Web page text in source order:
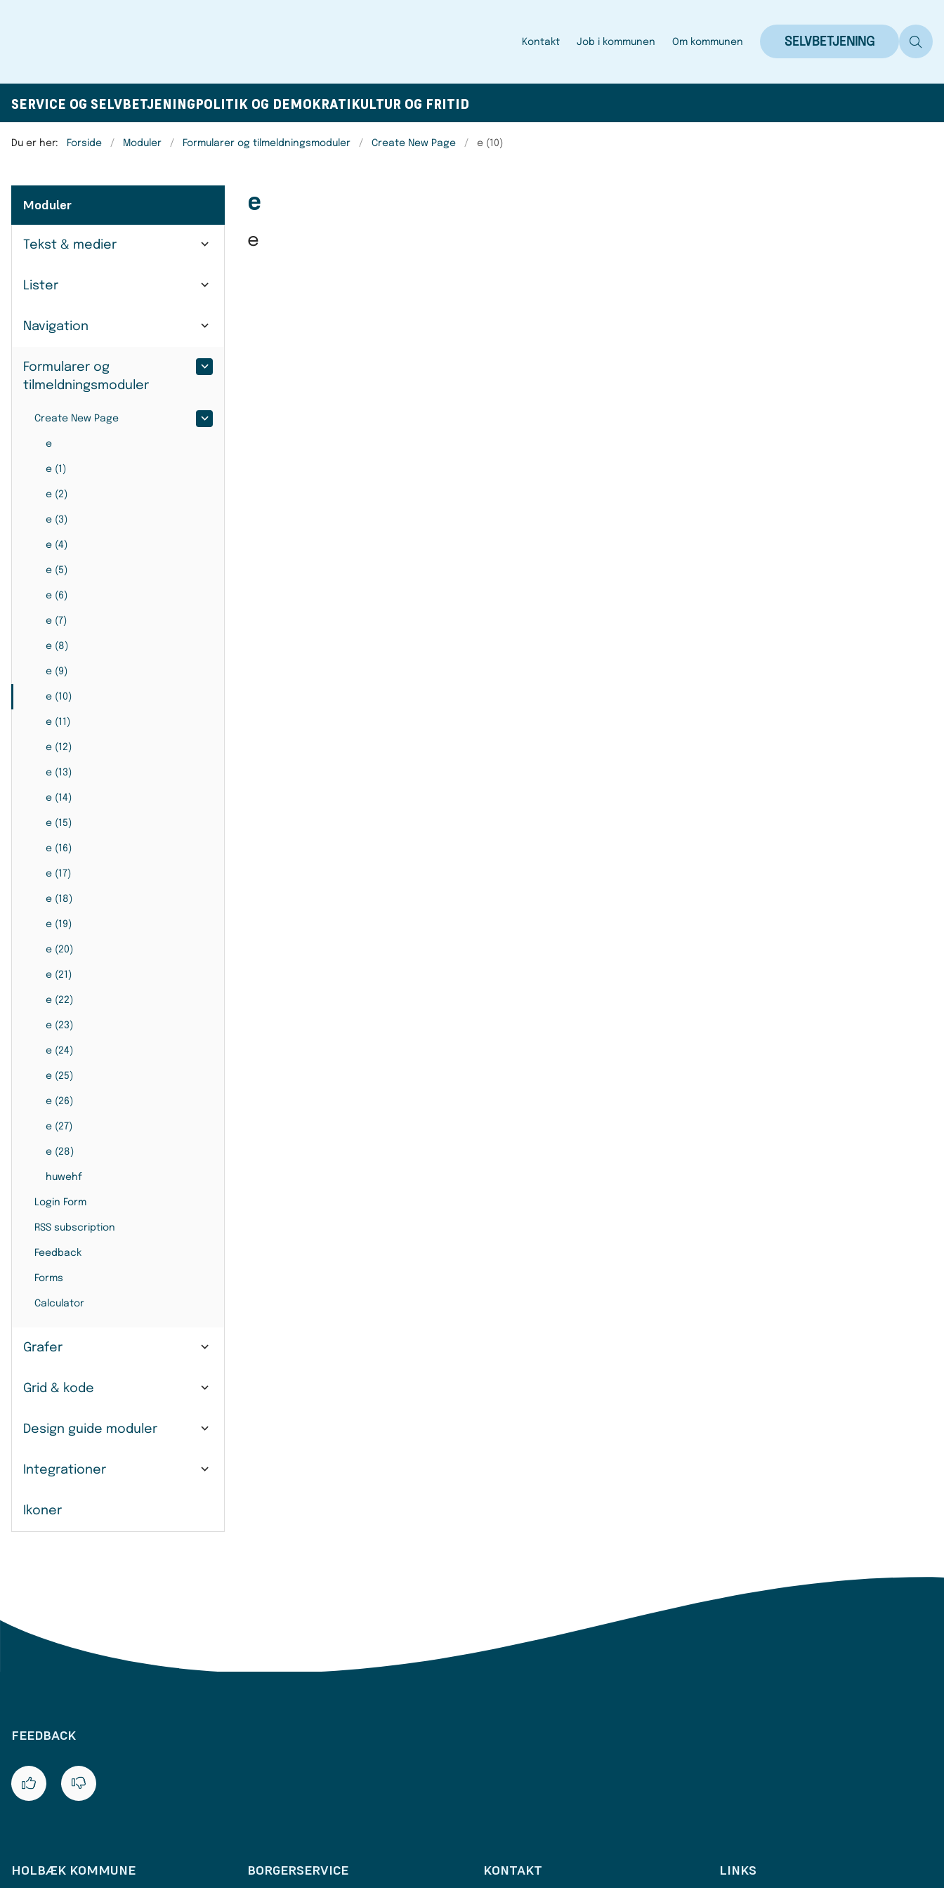
Kontakt Job i kommunen Om kommunen SELVBETJENING
SERVICE OG SELVBETJENINGPOLITIK OG DEMOKRATIKULTUR OG FRITID
Du er her: Forside Moduler Formularer og tilmeldningsmoduler Create New Page e (10)
Moduler
Tekst & medier
Lister
Navigation
Formularer og
tilmeldningsmoduler
Create New Page
e
e (1)
e (2)
e (3)
e (4)
e (5)
e (6)
e (7)
e (8)
e (9)
e (10)
e (11)
e (12)
e (13)
e (14)
e (15)
e (16)
e (17)
e (18)
e (19)
e (20)
e (21)
e (22)
e (23)
e (24)
e (25)
e (26)
e (27)
e (28)
huwehf
Login Form
RSS subscription
Feedback
Forms
Calculator
Grafer
Grid & kode
Design guide moduler
Integrationer
Ikoner
e
e
FEEDBACK
HOLBÆK KOMMUNE BORGERSERVICE KONTAKT LINKS